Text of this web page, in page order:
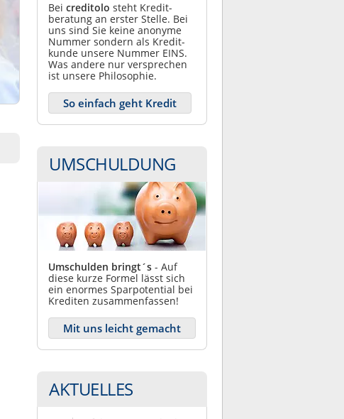
Bei creditolo steht Kredit­
beratung an erster Stelle. Bei
uns sind Sie keine anonyme
Nummer sondern als Kredit­
kunde unsere Nummer EINS.
Was andere nur ver­sprechen
ist unsere Philosophie.
So einfach geht Kredit
UMSCHULDUNG
Umschulden bringt´s - Auf
diese kurze Formel lässt sich
ein enormes Sparpotential bei
Krediten zusammenfassen!
Mit uns leicht gemacht
AKTUELLES